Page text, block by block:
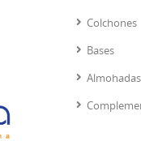
Colchones
Bases
Almohadas